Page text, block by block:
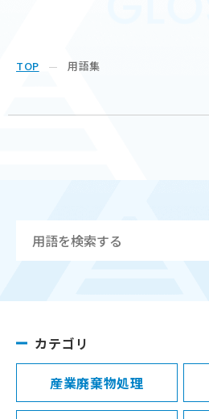
TOP 用語集
カテゴリ
産業廃棄物処理